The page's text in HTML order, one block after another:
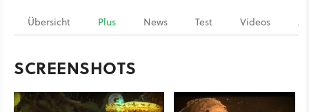
Übersicht Plus News Test Videos
SCREENSHOTS